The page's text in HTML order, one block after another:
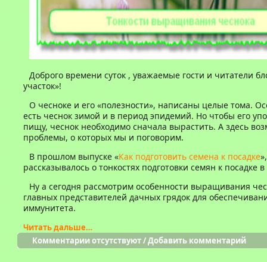
Доброго времени суток , уважаемые гости и читатели
участок»!
О чесноке и его «полезности», написаны целые тома.
есть чеснок зимой и в период эпидемий. Но чтобы его
пищу, чеснок необходимо сначала вырастить. А здесь
проблемы, о которых мы и поговорим.
В прошлом выпуске «Как подготовить семена к посадке»,
рассказывалось о тонкостях подготовки семян к посадке в
Ну а сегодня рассмотрим особенности выращивания
главных представителей дачных грядок для
иммунитета.
Читать дальше…
Комментарии отсутствуют/Добавить комментарий